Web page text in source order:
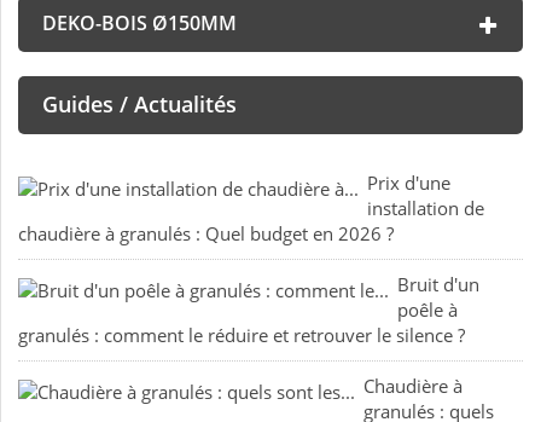
DEKO-BOIS Ø150MM
Guides / Actualités
Prix d'une
installation de
chaudière à granulés : Quel budget en 2026 ?
Bruit d'un
poêle à
granulés : comment le réduire et retrouver le silence ?
Chaudière à
granulés : quels